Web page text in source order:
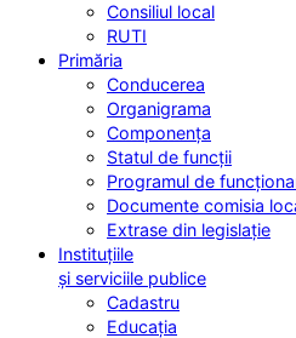
Consiliul local
RUTI
Primăria
Conducerea
Organigrama
Componența
Statul de funcții
Programul de
Documente comisia
Extrase din legislație
Instituțiile
și serviciile publice
Cadastru
Educația